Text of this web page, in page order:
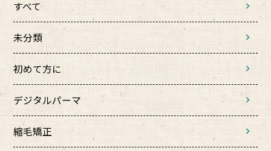
すべて
未分類
初めて方に
デジタルパーマ
縮毛矯正